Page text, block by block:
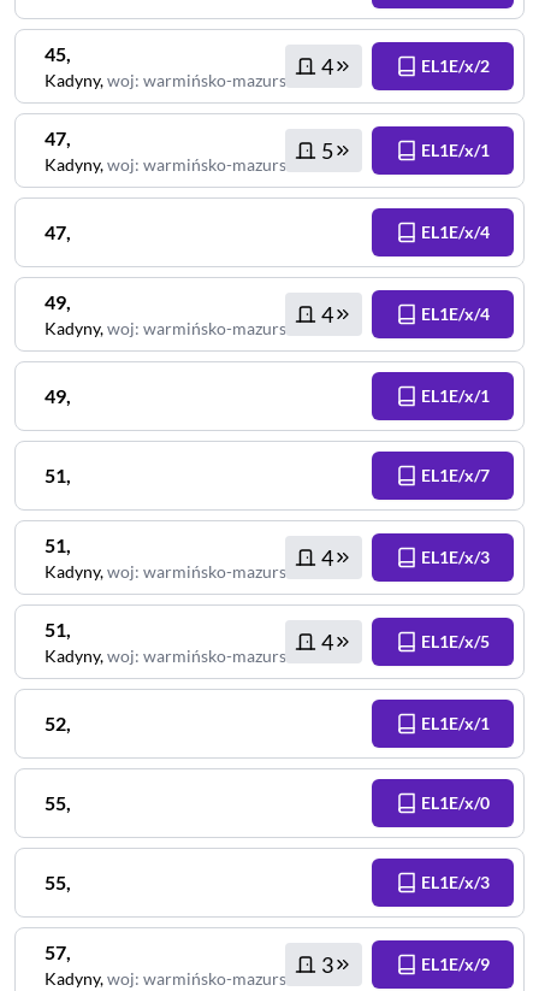
45,
Kadyny,woj: warmińsko-mazurskie
4 EL1E/x/2
47,
Kadyny,woj: warmińsko-mazurskie
5 EL1E/x/1
47, EL1E/x/4
49,
Kadyny,woj: warmińsko-mazurskie
4 EL1E/x/4
49, EL1E/x/1
51, EL1E/x/7
51,
Kadyny,woj: warmińsko-mazurskie
4 EL1E/x/3
51,
Kadyny,woj: warmińsko-mazurskie
4 EL1E/x/5
52, EL1E/x/1
55, EL1E/x/0
55, EL1E/x/3
57,
Kadyny,woj: warmińsko-mazurskie
3 EL1E/x/9